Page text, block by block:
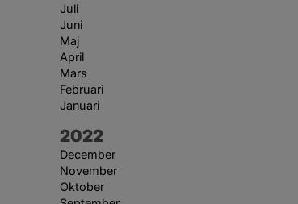
Juli
Juni
Maj
April
Mars
Februari
Januari
År:
2022
December
November
Oktober